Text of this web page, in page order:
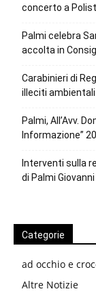
concerto a
Palmi celebra
accolta in
Carabinieri di
illeciti
Palmi, All’Avv.
Informazione”
Interventi sulla
di Palmi
Categorie
ad occhio e
Altre Notizie